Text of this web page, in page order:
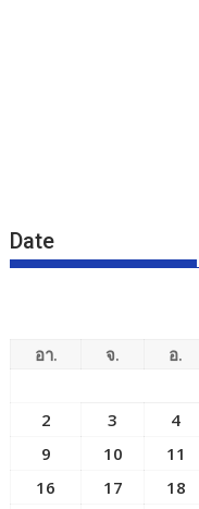
Date
อา. จ. อ.
2
3 4
9
10 11
16
17 18